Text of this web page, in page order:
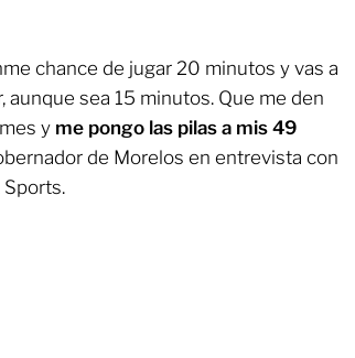
chance de jugar 20 minutos y vas a
aunque sea 15 minutos. Que me den
y me pongo las pilas a mis 49
de Morelos en entrevista con
Sports.